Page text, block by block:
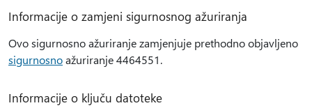
Informacije o zamjeni sigurnosnog ažuriranja
Ovo sigurnosno ažuriranje zamjenjuje prethodno objavljeno
sigurnosnoažuriranje 4464551.
Informacije o ključu datoteke